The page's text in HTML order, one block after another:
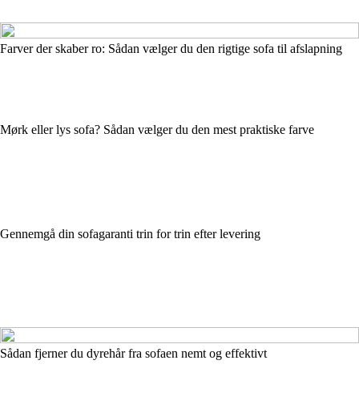
Farver der skaber ro: Sådan vælger du den rigtige sofa til afslapning
Mørk eller lys sofa? Sådan vælger du den mest praktiske farve
Gennemgå din sofagaranti trin for trin efter levering
Sådan fjerner du dyrehår fra sofaen nemt og effektivt